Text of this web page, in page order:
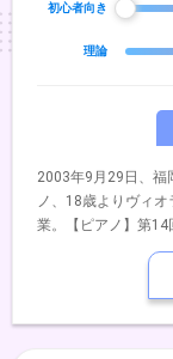
2003年9月29日、福
ノ、18歳よりヴィ
業。【ピアノ】第14
賞受賞。第12回シ
【ヴァイオリン】
及び全国大会入選
会出場。第55回北
初心者向き
理論